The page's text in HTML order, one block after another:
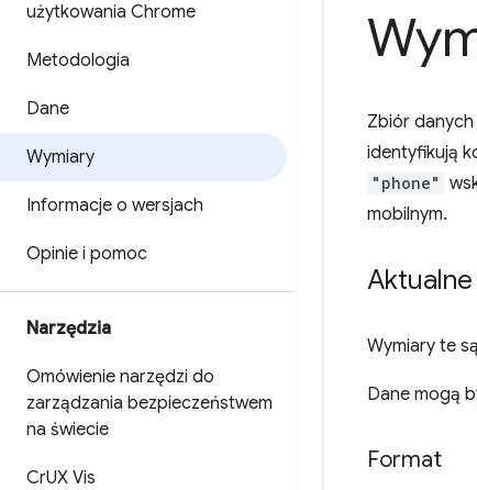
użytkowania Chrome
Metodologia
Dane
Wymiary
Informacje o wersjach
Opinie i pomoc
Narzędzia
Omówienie narzędzi do
zarządzania bezpieczeństwem
na świecie
CrUX Vis
Zbiór danych
identyfikują
"phone"
mobilnym.
Wymiary te
Dane mogą
Format